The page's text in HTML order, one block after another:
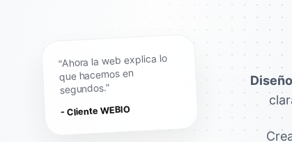
"Ahora la web explica lo
que hacemos en
segundos."
- Cliente WEBIO